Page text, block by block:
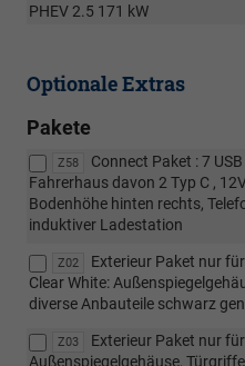
PHEV 2.5 171 kW
Optionale Extras
Pakete
Z58
Connect Paket : 7
Fahrerhaus davon 2 Typ C ,
Bodenhöhe hinten rechts,
induktiver Ladestation
Z02
Exterieur Paket nur
Clear White:
diverse Anbauteile schwarz
Z03
Exterieur Paket nur
Außenspiegelgehäuse,